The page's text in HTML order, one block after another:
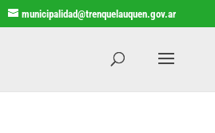
municipalidad@trenquelauquen.gov.ar